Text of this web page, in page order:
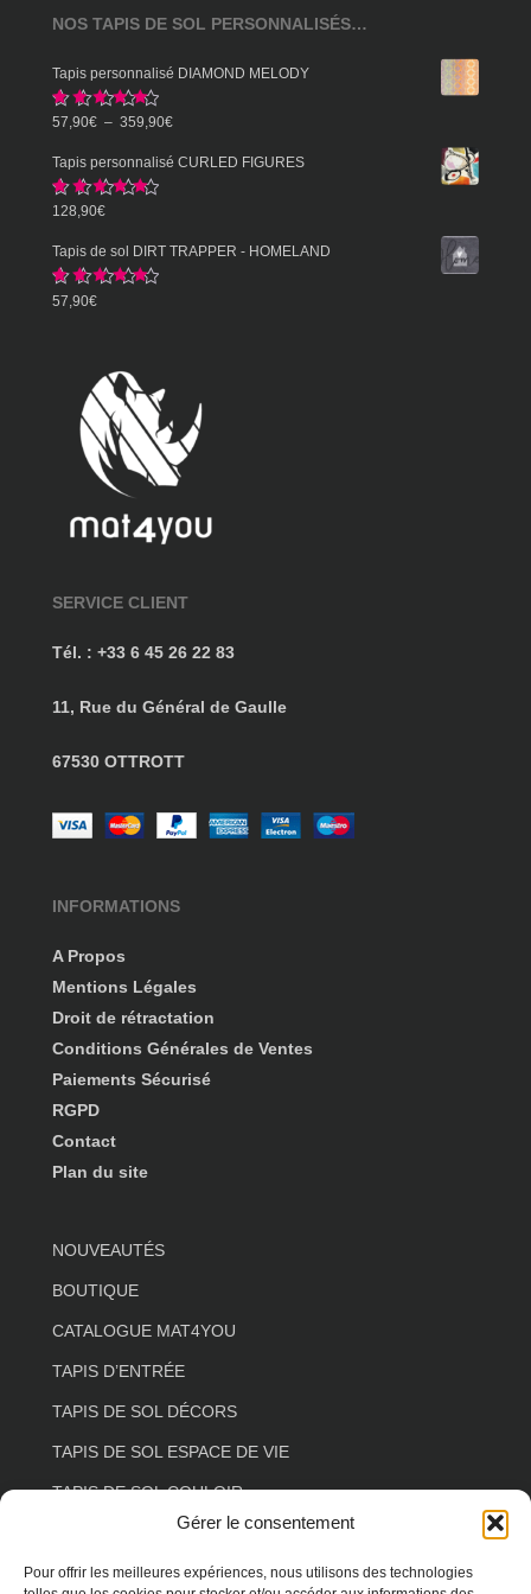
Gérer le consentement
Pour offrir les meilleures expériences, nous utilisons des technologies
NOS TAPIS DE SOL PERSONNALISÉS…
Tapis personnalisé DIAMOND MELODY
Note 5.00
sur 5
57,90€ – 359,90€Plage
à
Tapis personnalisé CURLED FIGURES
Note
sur 5
128,90€
Tapis de sol DIRT TRAPPER - HOMELAND
Note
sur 5
57,90€
SERVICE CLIENT
Tél. : +33 6 45 26 22 83
11, Rue du Général de Gaulle
67530 OTTROTT
INFORMATIONS
A Propos
Mentions Légales
Droit de rétractation
Conditions Générales de Ventes
Paiements Sécurisé
RGPD
Contact
Plan du site
NOUVEAUTÉS
BOUTIQUE
CATALOGUE MAT4YOU
TAPIS D’ENTRÉE
TAPIS DE SOL DÉCORS
TAPIS DE SOL ESPACE DE VIE
TAPIS DE SOL COULOIR
TAPIS DE SOL SALON
TAPIS DE SOL FLORAL